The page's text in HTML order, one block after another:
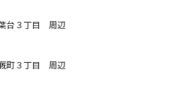
台３丁目 周辺
町３丁目 周辺